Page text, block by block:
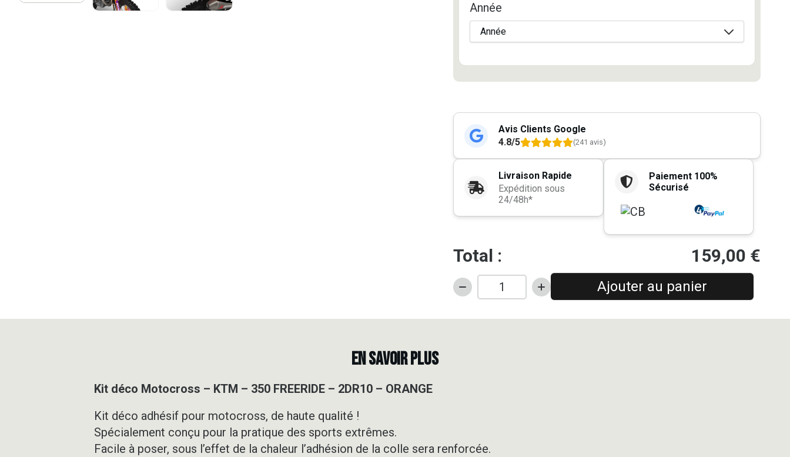
Année
Avis Clients Google
4.8/5
(241 avis)
Livraison Rapide
Expédition sous
24/48h*
Paiement 100%
Sécurisé
Total : 159,00 €
quantité
Kit
2DR10
Ajouter au panier
EN SAVOIR PLUS
Kit déco Motocross – KTM – 350 FREERIDE – 2DR10 – ORANGE
Kit déco adhésif pour motocross, de haute qualité !
Spécialement conçu pour la pratique des sports extrêmes.
Facile à poser, sous l’effet de la chaleur l’adhésion de la colle sera renforcée.